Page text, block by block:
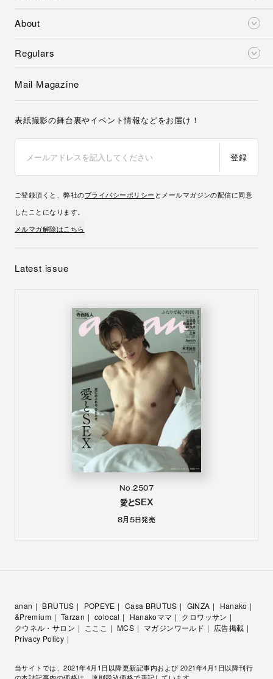
About
Regulars
Mail Magazine
表紙撮影の舞台裏やイベント情報などをお届け！
登録
ご登録頂くと、弊社のプライバシーポリシー とメールマガジンの配信に同意
したことになります。
メルマガ解除はこちら
Latest issue
No.2507
愛とSEX
8月5日発売
anan BRUTUS POPEYE Casa BRUTUS GINZA
Hanako
&Premium
Tarzan colocal Hanakoママ
クロワッサン
クウネル・サロン
こここ MCS マガジンワールド
広告掲載
Privacy Policy
当サイトでは、2021年4月1日以降更新記事内および 2021年4月1日以降刊行